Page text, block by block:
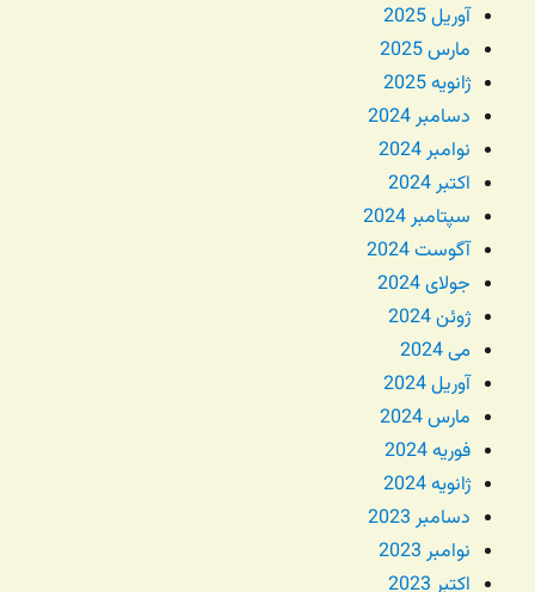
آوریل 2025
مارس 2025
ژانویه 2025
دسامبر 2024
نوامبر 2024
اکتبر 2024
سپتامبر 2024
آگوست 2024
جولای 2024
ژوئن 2024
می 2024
آوریل 2024
مارس 2024
فوریه 2024
ژانویه 2024
دسامبر 2023
نوامبر 2023
اکتبر 2023